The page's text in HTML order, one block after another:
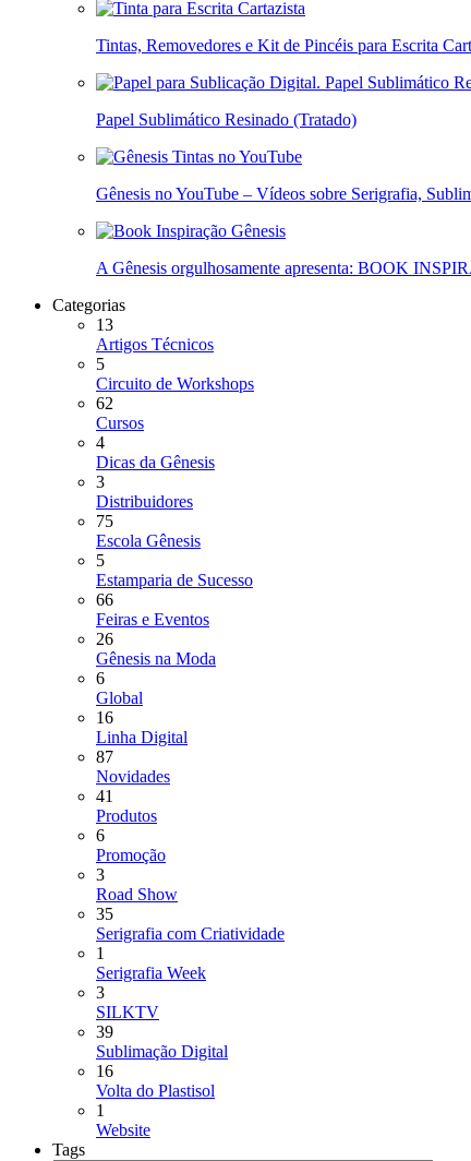
Tintas, Removedores e Kit de Pincéis para Escrita
Papel Sublimático Resinado (Tratado)
Gênesis no YouTube – Vídeos sobre Serigrafia,
A Gênesis orgulhosamente apresenta: BOOK
Categorias
13
Artigos Técnicos
5
Circuito de Workshops
62
Cursos
4
Dicas da Gênesis
3
Distribuidores
75
Escola Gênesis
5
Estamparia de Sucesso
66
Feiras e Eventos
26
Gênesis na Moda
6
Global
16
Linha Digital
87
Novidades
41
Produtos
6
Promoção
3
Road Show
35
Serigrafia com Criatividade
1
Serigrafia Week
3
SILKTV
39
Sublimação Digital
16
Volta do Plastisol
1
Website
Tags